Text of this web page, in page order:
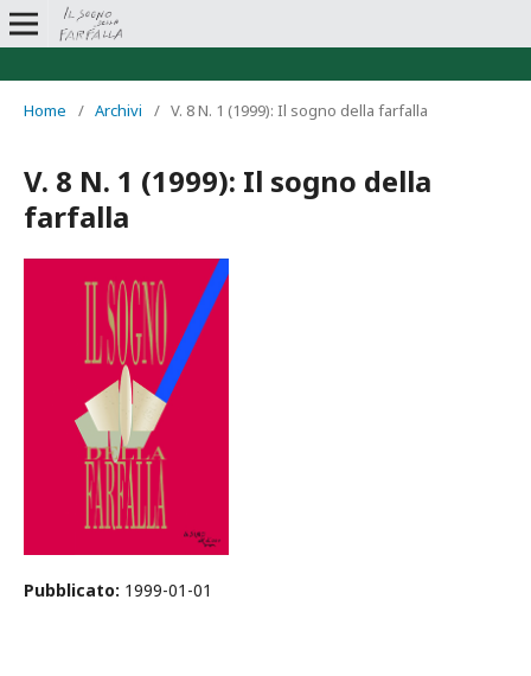
Home / Archivi / V. 8 N. 1 (1999): Il sogno della farfalla
V. 8 N. 1 (1999): Il sogno della
farfalla
Pubblicato: 1999-01-01